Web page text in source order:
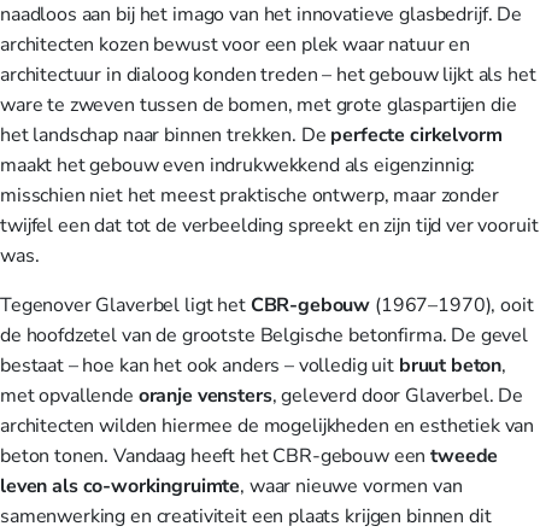
naadloos aan bij het imago van het innovatieve glasbedrijf. De
architecten kozen bewust voor een plek waar natuur en
architectuur in dialoog konden treden – het gebouw lijkt als het
ware te zweven tussen de bomen, met grote glaspartijen die
het landschap naar binnen trekken. De perfecte cirkelvorm
maakt het gebouw even indrukwekkend als eigenzinnig:
misschien niet het meest praktische ontwerp, maar zonder
twijfel een dat tot de verbeelding spreekt en zijn tijd ver vooruit
was.
Tegenover Glaverbel ligt hetCBR-gebouw (1967–1970), ooit
de hoofdzetel van de grootste Belgische betonfirma. De gevel
bestaat – hoe kan het ook anders – volledig uit bruut beton,
met opvallende oranje vensters, geleverd door Glaverbel. De
architecten wilden hiermee de mogelijkheden en esthetiek van
beton tonen. Vandaag heeft het CBR-gebouw eentweede
levenals co-workingruimte, waar nieuwe vormen van
samenwerking en creativiteit een plaats krijgen binnen dit